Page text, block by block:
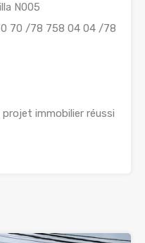
N005
70 /78 758 04 04 /78
immobilier réussi